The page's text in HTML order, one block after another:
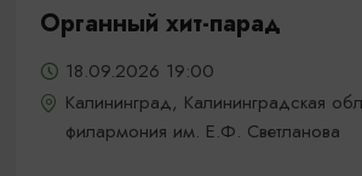
Органный хит-парад
18.09.2026 19:00
Калининград, Калининградская
филармония им. Е.Ф. Светланова